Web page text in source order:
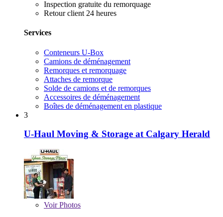
Inspection gratuite du remorquage
Retour client 24 heures
Services
Conteneurs U-Box
Camions de déménagement
Remorques et remorquage
Attaches de remorque
Solde de camions et de remorques
Accessoires de déménagement
Boîtes de déménagement en plastique
3
U-Haul Moving & Storage at Calgary Herald
VoirPhotos